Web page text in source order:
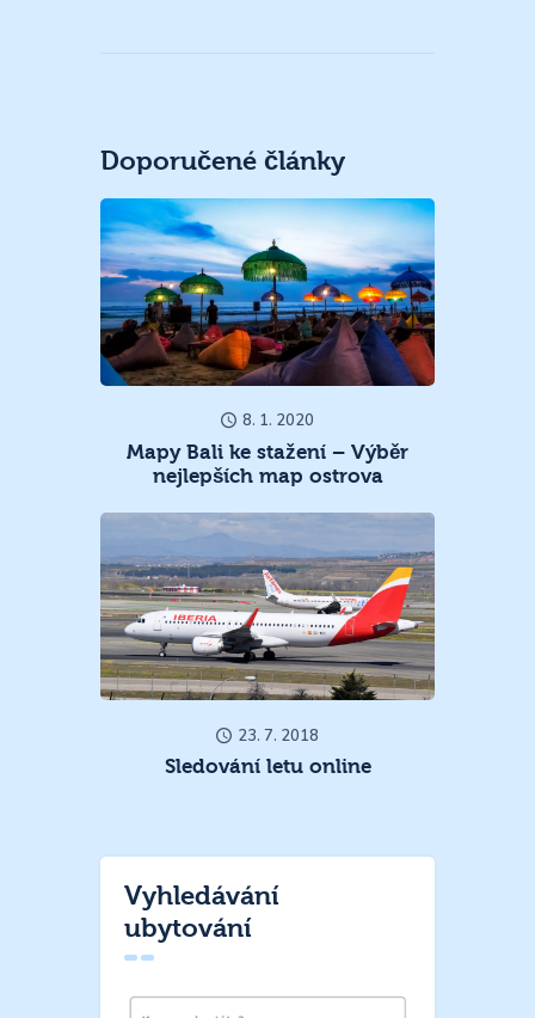
Doporučené články
8. 1. 2020
Mapy Bali ke stažení – Výběr
nejlepších map ostrova
23. 7. 2018
Sledování letu online
Vyhledávání
ubytování